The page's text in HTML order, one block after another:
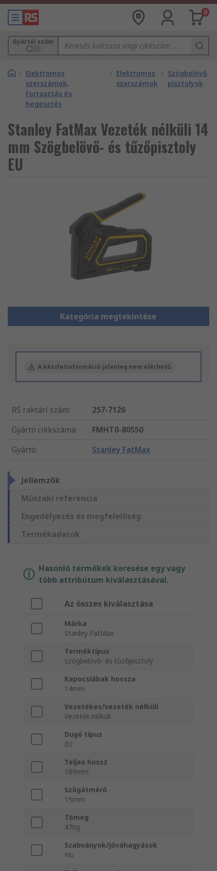
0
Gyártói szám
/ Elektromos
szerszámok,
Forrasztás és
hegesztés
/ Elektromos
szerszámok
/ Szögbelövő
pisztolyok
Stanley FatMax Vezeték nélküli 14
mm Szögbelövő- és tűzőpisztoly
EU
Kategória megtekintése
A készletinformáció jelenleg nem elérhető
RS raktári szám:
257-7126
Gyártó cikkszáma:
FMHT0-80550
Gyártó: Stanley FatMax
Jellemzők
Műszaki referencia
Engedélyezés és megfelelőség
Termékadatok
Hasonló termékek keresése egy vagy
több attribútum kiválasztásával.
Az összes kiválasztása
Márka
Stanley FatMax
Terméktípus
Szögbelövő- és tűzőpisztoly
Kapocslábak hossza
14mm
Vezetékes/vezeték nélküli
Vezeték nélküli
Dugó típus
EU
Teljes hossz
189mm
Szögátmérő
15mm
Tömeg
470g
Szabványok/jóváhagyások
No